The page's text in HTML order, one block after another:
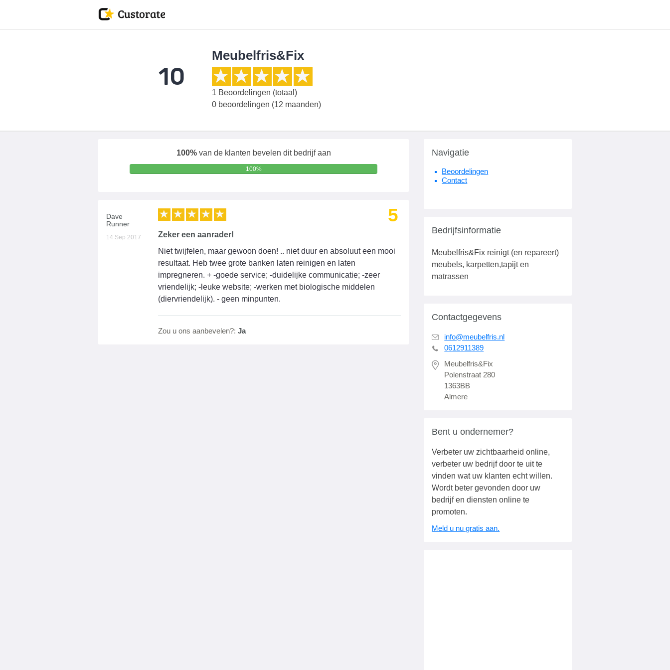
10
Meubelfris&Fix
1 Beoordelingen (totaal)
0 beoordelingen (12 maanden)
100%van de klanten bevelen dit bedrijf aan
100%
Dave
Runner
14 Sep 2017
5
Zeker een aanrader!
Niet twijfelen, maar gewoon doen! .. niet duur en absoluut een mooi
resultaat. Heb twee grote banken laten reinigen en laten
impregneren. + -goede service; -duidelijke communicatie; -zeer
vriendelijk; -leuke website; -werken met biologische middelen
(diervriendelijk). - geen minpunten.
Zou u ons aanbevelen?: Ja
Navigatie
Beoordelingen
Contact
Bedrijfsinformatie
Meubelfris&Fix reinigt (en repareert)
meubels, karpetten,tapijt en
matrassen
Contactgegevens
info@meubelfris.nl
0612911389
Meubelfris&Fix
Polenstraat 280
1363BB
Almere
Bent u ondernemer?
Verbeter uw zichtbaarheid online,
verbeter uw bedrijf door te uit te
vinden wat uw klanten echt willen.
Wordt beter gevonden door uw
bedrijf en diensten online te
promoten.
Meld u nu gratis aan.